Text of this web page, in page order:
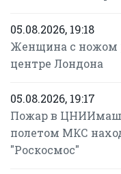
05.08.2026, 19:18
Женщина с ножом
центре Лондона
05.08.2026, 19:17
Пожар в ЦНИИмаш
полетом МКС
"Роскосмос"